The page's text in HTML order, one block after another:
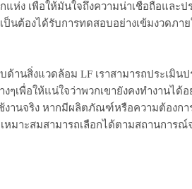
ห่ง เพื่อให้มั่นใจถึงความน่าเชื่อถือและป
ป็นต้องได้รับการทดสอบอย่างเข้มงวดภา
านสิ่งแวดล้อม LF เราสามารถประเมิน
ๆเพื่อให้แน่ใจว่าพวกเขายังคงทำงานได้
งานจริง หากมีผลิตภัณฑ์หรือความต้องกา
หมาะสมสามารถเลือกได้ตามสถานการณ์